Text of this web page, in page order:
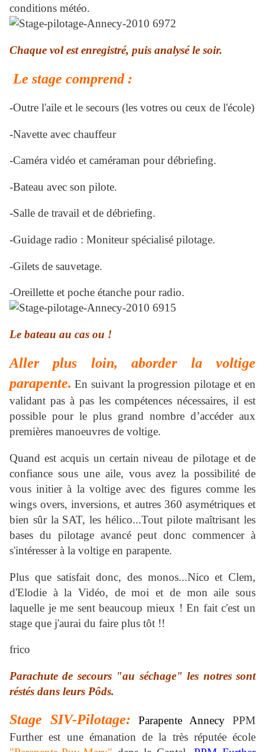
conditions météo.
Chaque vol est enregistré, puis analysé le soir.
Le stage comprend :
-Outre l'aile et le secours (les votres ou ceux de l'école)
-Navette avec chauffeur
-Caméra vidéo et caméraman pour débriefing.
-Bateau avec son pilote.
-Salle de travail et de débriefing.
-Guidage radio : Moniteur spécialisé pilotage.
-Gilets de sauvetage.
-Oreillette et poche étanche pour radio.
Le bateau au cas ou !
Aller plus loin, aborder la voltige
parapente. En suivant la progression pilotage et en
validant pas à pas les compétences nécessaires, il est
possible pour le plus grand nombre d’accéder aux
premières manoeuvres de voltige.
Quand est acquis un certain niveau de pilotage et de
confiance sous une aile, vous avez la possibilité de
vous initier à la voltige avec des figures comme les
wings overs, inversions, et autres 360 asymétriques et
bien sûr la SAT, les hélico...Tout pilote maîtrisant les
bases du pilotage avancé peut donc commencer à
s'intéresser à la voltige en parapente.
Plus que satisfait donc, des monos...Nico et Clem,
d'Elodie à la Vidéo, de moi et de mon aile sous
laquelle je me sent beaucoup mieux ! En fait c'est un
stage que j'aurai du faire plus tôt !!
frico
Parachute de secours "au séchage" les notres sont
réstés dans leurs Pôds.
Stage SIV-Pilotage: Parapente Annecy PPM
Further est une émanation de la très réputée école